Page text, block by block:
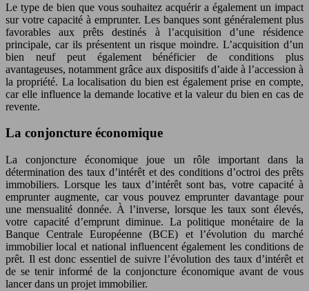
Le type de bien que vous souhaitez acquérir a également un impact
sur votre capacité à emprunter. Les banques sont généralement plus
favorables aux prêts destinés à l’acquisition d’une résidence
principale, car ils présentent un risque moindre. L’acquisition d’un
bien neuf peut également bénéficier de conditions plus
avantageuses, notamment grâce aux dispositifs d’aide à l’accession à
la propriété. La localisation du bien est également prise en compte,
car elle influence la demande locative et la valeur du bien en cas de
revente.
La conjoncture économique
La conjoncture économique joue un rôle important dans la
détermination des taux d’intérêt et des conditions d’octroi des prêts
immobiliers. Lorsque les taux d’intérêt sont bas, votre capacité à
emprunter augmente, car vous pouvez emprunter davantage pour
une mensualité donnée. À l’inverse, lorsque les taux sont élevés,
votre capacité d’emprunt diminue. La politique monétaire de la
Banque Centrale Européenne (BCE) et l’évolution du marché
immobilier local et national influencent également les conditions de
prêt. Il est donc essentiel de suivre l’évolution des taux d’intérêt et
de se tenir informé de la conjoncture économique avant de vous
lancer dans un projet immobilier.